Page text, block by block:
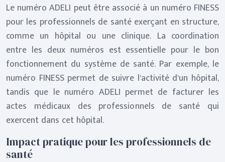
Le numéro ADELI peut être associé à un numéro FINESS
pour les professionnels de santé exerçant en structure,
comme un hôpital ou une clinique. La coordination
entre les deux numéros est essentielle pour le bon
fonctionnement du système de santé. Par exemple, le
numéro FINESS permet de suivre l’activité d’un hôpital,
tandis que le numéro ADELI permet de facturer les
actes médicaux des professionnels de santé qui
exercent dans cet hôpital.
Impact pratique pour les professionnels de
santé